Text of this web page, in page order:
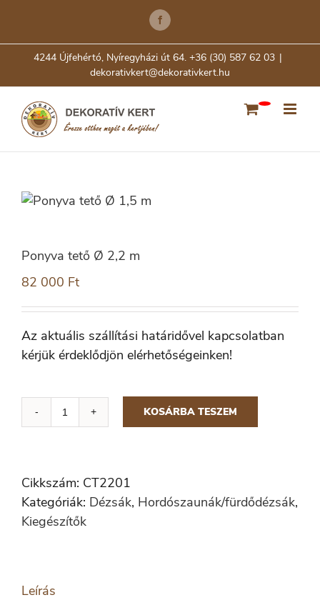
content
Facebook
4244 Újfehértó, Nyíregyházi út 64. +36 (30) 587 62 03 |
dekorativkert@dekorativkert.hu
Ponyva tető Ø 2,2 m
82 000 Ft
Az aktuális szállítási határidővel kapcsolatban
kérjük érdeklődjön elérhetőségeinken!
Ponyva
2,2
m
mennyiség
KOSÁRBA TESZEM
Cikkszám: CT2201
Kategóriák: Dézsák, Hordószaunák/fürdődézsák,
Kiegészítők
Leírás